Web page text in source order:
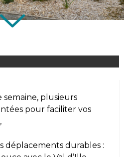
semaine, plusieurs
pour faciliter vos
déplacements durables :